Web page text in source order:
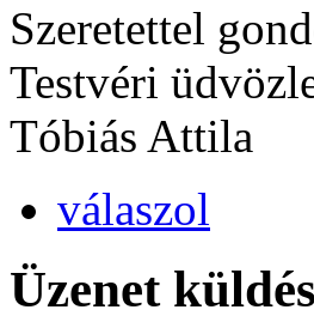
Szeretettel
Testvéri
Tóbiás Attila
válaszol
Üzenet